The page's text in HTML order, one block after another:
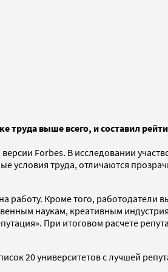
выше всего, и составил
Forbes. В исследовании
условия труда, отличаются
работу. Кроме того, работодатели
наукам, креативным
При итоговом расчете
20 университетов с лучшей